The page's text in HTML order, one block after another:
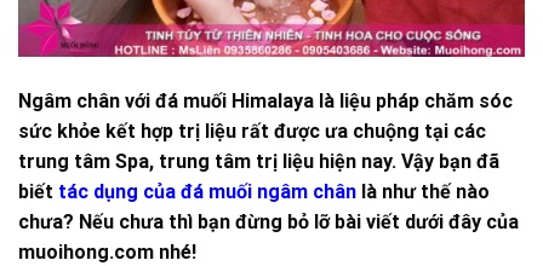
Ngâm chân với đá muối Himalaya là liệu pháp chăm sóc
sức khỏe kết hợp trị liệu rất được ưa chuộng tại các
trung tâm Spa, trung tâm trị liệu hiện nay. Vậy bạn đã
biết tác dụng của đá muối ngâm chân là như thế nào
chưa? Nếu chưa thì bạn đừng bỏ lỡ bài viết dưới đây của
muoihong.com nhé!